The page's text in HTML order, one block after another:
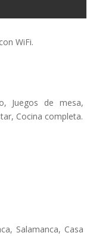
WiFi.
Juegos de mesa,
Cocina completa.
Salamanca, Casa